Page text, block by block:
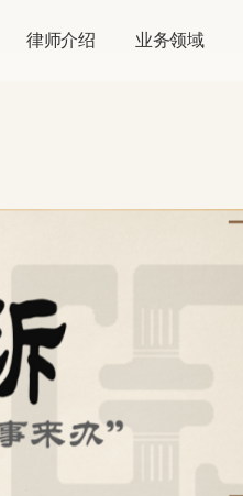
律师介绍 业务领域